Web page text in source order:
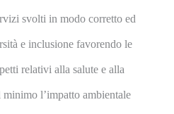
svolti in modo corretto ed
e inclusione favorendo le
relativi alla salute e alla
l’impatto ambientale